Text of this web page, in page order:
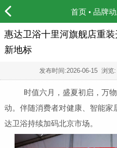
首页 • 品牌
惠达卫浴十里河旗舰店重
新地标
发布时间:2026-06-15浏览:
时值六月，盛夏初启，万物
动。伴随消费者对健康、智能家
达卫浴持续加码北京市场。